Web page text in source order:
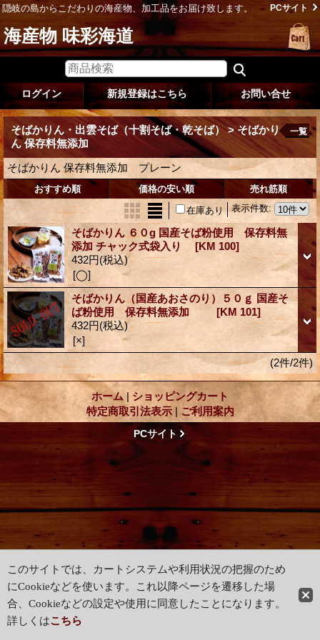
隠岐の島からこだわりの海産物、加工品をお届け致します。 PCサイト
海産物 味彩海道
ログイン 新規登録はこちら お問い合せ
そばかりん・出雲そば（十割そば・乾そば） > そばかり
ん 保存料無添加
そばかりん 保存料無添加 プレーン
一覧
おすすめ順 価格の安い順
売れ筋順
表示件数:
在庫あり
そばかりん ６０g 国産そば粉使用 保存料無
添加 チャック式袋入り [KM 100]
432円(税込)
[◯]
そばかりん（国産あおさのり）５０ｇ 国産そ
ば粉使用 保存料無添加 [KM 101]
432円(税込)
[×]
(2件/2件)
ホーム | ショッピングカート
特定商取引法表示 | ご利用案内
PCサイト
このサイトでは、カートシステムや利用状況の把握のため
にCookieなどを使います。これ以降ページを遷移した場
合、Cookieなどの設定や使用に同意したことになります。
詳しくはこちら